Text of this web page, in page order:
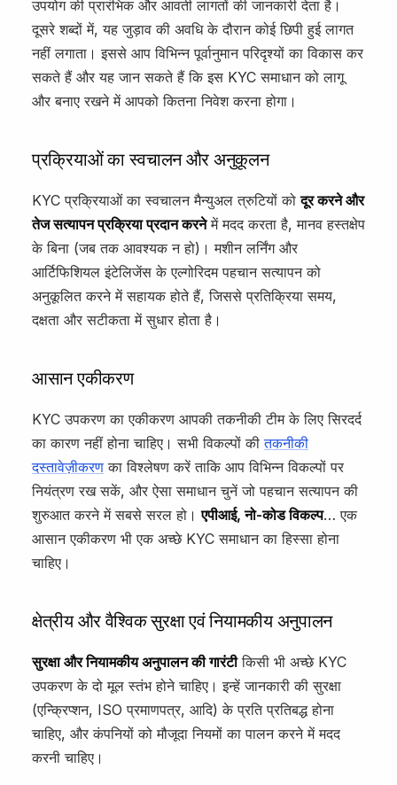
उपयोग की प्रारंभिक और आवर्ती लागतों की जानकारी देता है।
दूसरे शब्दों में, यह जुड़ाव की अवधि के दौरान कोई छिपी हुई लागत
नहीं लगाता। इससे आप विभिन्न पूर्वानुमान परिदृश्यों का विकास कर
सकते हैं और यह जान सकते हैं कि इस KYC समाधान को लागू
और बनाए रखने में आपको कितना निवेश करना होगा।
प्रक्रियाओं का स्वचालन और अनुकूलन
KYC प्रक्रियाओं का स्वचालन मैन्युअल त्रुटियों कोदूर करने और
तेज सत्यापन प्रक्रिया प्रदान करनेमें मदद करता है, मानव हस्तक्षेप
के बिना (जब तक आवश्यक न हो)। मशीन लर्निंग और
आर्टिफिशियल इंटेलिजेंस के एल्गोरिदम पहचान सत्यापन को
अनुकूलित करने में सहायक होते हैं, जिससे प्रतिक्रिया समय,
दक्षता और सटीकता में सुधार होता है।
आसान एकीकरण
KYC उपकरण का एकीकरण आपकी तकनीकी टीम के लिए सिरदर्द
का कारण नहीं होना चाहिए। सभी विकल्पों कीतकनीकी
दस्तावेज़ीकरण का विश्लेषण करें ताकि आप विभिन्न विकल्पों पर
नियंत्रण रख सकें, और ऐसा समाधान चुनें जो पहचान सत्यापन की
शुरुआत करने में सबसे सरल हो।एपीआई, नो-कोड विकल्प… एक
आसान एकीकरण भी एक अच्छे KYC समाधान का हिस्सा होना
चाहिए।
क्षेत्रीय और वैश्विक सुरक्षा एवं नियामकीय अनुपालन
सुरक्षा और नियामकीय अनुपालन की गारंटीकिसी भी अच्छे KYC
उपकरण के दो मूल स्तंभ होने चाहिए। इन्हें जानकारी की सुरक्षा
(एन्क्रिप्शन, ISO प्रमाणपत्र, आदि) के प्रति प्रतिबद्ध होना
चाहिए, और कंपनियों को मौजूदा नियमों का पालन करने में मदद
करनी चाहिए।